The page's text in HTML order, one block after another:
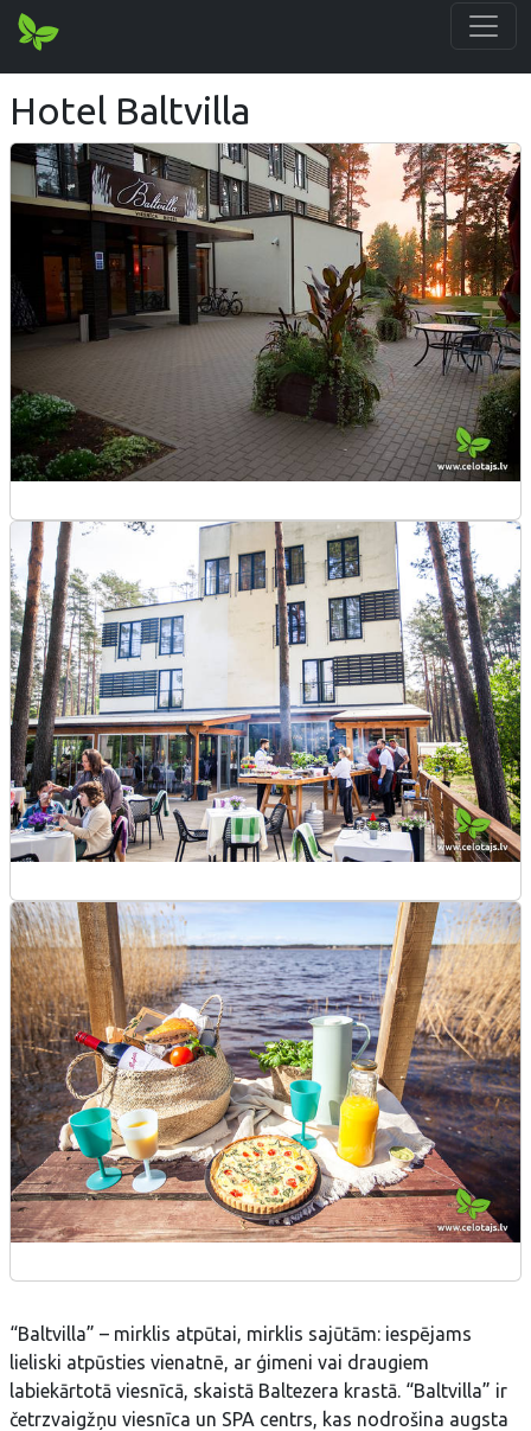
Hotel Baltvilla
“Baltvilla” – mirklis atpūtai, mirklis sajūtām: iespējams
lieliski atpūsties vienatnē, ar ģimeni vai draugiem
labiekārtotā viesnīcā, skaistā Baltezera krastā. “Baltvilla” ir
četrzvaigžņu viesnīca un SPA centrs, kas nodrošina augsta